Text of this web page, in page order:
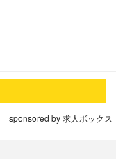
sponsored by 求人ボックス